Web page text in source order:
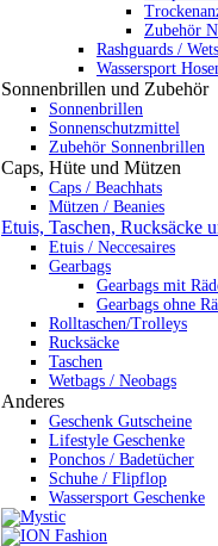
Zubehör
Rashguards /
Wassersport
Sonnenbrillen und Zubehör
Sonnenbrillen
Sonnenschutzmittel
Zubehör Sonnenbrillen
Caps, Hüte und Mützen
Caps / Beachhats
Mützen / Beanies
Etuis, Taschen, Rucksäcke
Etuis / Neccesaires
Gearbags
Gearbags mit
Gearbags ohne
Rolltaschen/Trolleys
Rucksäcke
Taschen
Wetbags / Neobags
Anderes
Geschenk Gutscheine
Lifestyle Geschenke
Ponchos / Badetücher
Schuhe / Flipflop
Wassersport Geschenke